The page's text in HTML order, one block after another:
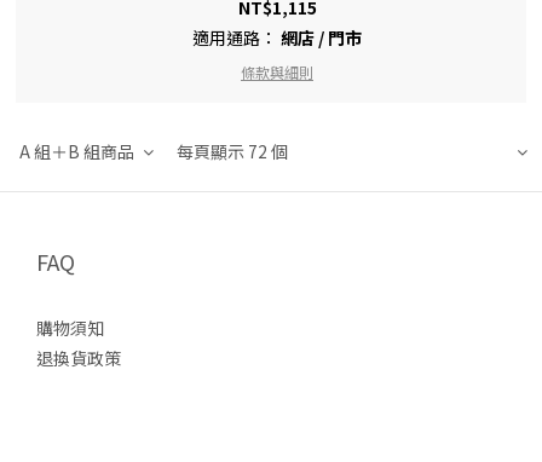
NT$1,115
適用通路： 網店 / 門市
條款與細則
A 組＋B 組商品 每頁顯示 72 個
FAQ
購物須知
退換貨政策